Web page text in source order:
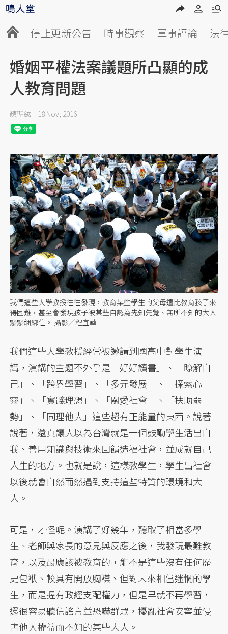
停止更新公告 時事觀察 軍事評論 法
婚姻平權法案議題所凸顯的成
人教育問題
顏聖紘 18 Nov, 2016
我們這些大學教授往往發現，教育某些學生的父母遠比教育孩子來
得困難，甚至會發現孩子被某些自認為先知先覺、無所不知的大人
緊緊綑綁住。 攝影／程宜華
我們這些大學教授經常被邀請到國高中對學生演
講，演講的主題不外乎是「好好讀書」、「瞭解自
己」、「跨界學習」、「多元發展」、「探索心
靈」、「實踐理想」、「關愛社會」、「扶助弱
勢」、「同理他人」這些超有正能量的東西。說著
說著，還真讓人以為台灣就是一個鼓勵學生活出自
我、善用知識與技術來回饋造福社會，並成就自己
人生的地方。也就是說，這樣教學生，學生出社會
以後就會自然而然遇到支持這些特質的環境和大
人。
可是，才怪呢。演講了好幾年，聽取了相當多學
生、老師與家長的意見與反應之後，我發現最難教
育，以及最應該被教育的可能不是這些沒有任何歷
史包袱、較具有開放胸襟、但對未來相當迷惘的學
生，而是握有政經支配權力，但是早就不再學習，
還很容易聽信謠言並恐嚇群眾，擾亂社會安寧並侵
害他人權益而不知的某些大人。